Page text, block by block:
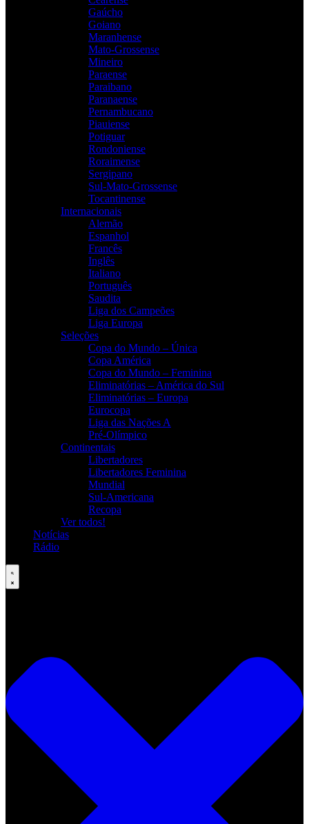
Gaúcho
Goiano
Maranhense
Mato-Grossense
Mineiro
Paraense
Paraibano
Paranaense
Pernambucano
Piauiense
Potiguar
Rondoniense
Roraimense
Sergipano
Sul-Mato-Grossense
Tocantinense
Internacionais
Alemão
Espanhol
Francês
Inglês
Italiano
Português
Saudita
Liga dos Campeões
Liga Europa
Seleções
Copa do Mundo – Única
Copa América
Copa do Mundo – Feminina
Eliminatórias – América do Sul
Eliminatórias – Europa
Eurocopa
Liga das Nações A
Pré-Olímpico
Continentais
Libertadores
Libertadores Feminina
Mundial
Sul-Americana
Recopa
Ver todos!
Notícias
Rádio